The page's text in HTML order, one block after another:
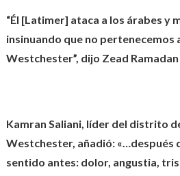
“Él [Latimer] ataca a los árabes y
insinuando que no pertenecemos
Westchester”, dijo Zead
Kamran Saliani, líder del distrito
Westchester, añadió: «…después
sentido antes: dolor, angustia,